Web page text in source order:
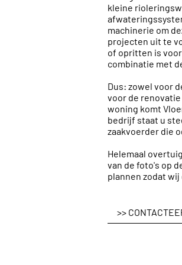
kleine
machinerie om
projecten uit te
of opritten is
combinatie met
Dus: zowel voor
voor de
woning komt
bedrijf staat u
zaakvoerder die
Helemaal
van de foto's op
plannen zodat
>>